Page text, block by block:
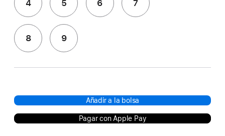
4 5 6 7
8 9
Añadir a la bolsa
Pagar con Apple Pay